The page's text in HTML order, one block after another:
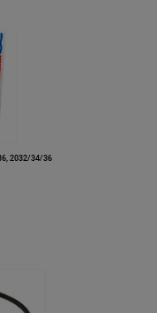
2032/34/36